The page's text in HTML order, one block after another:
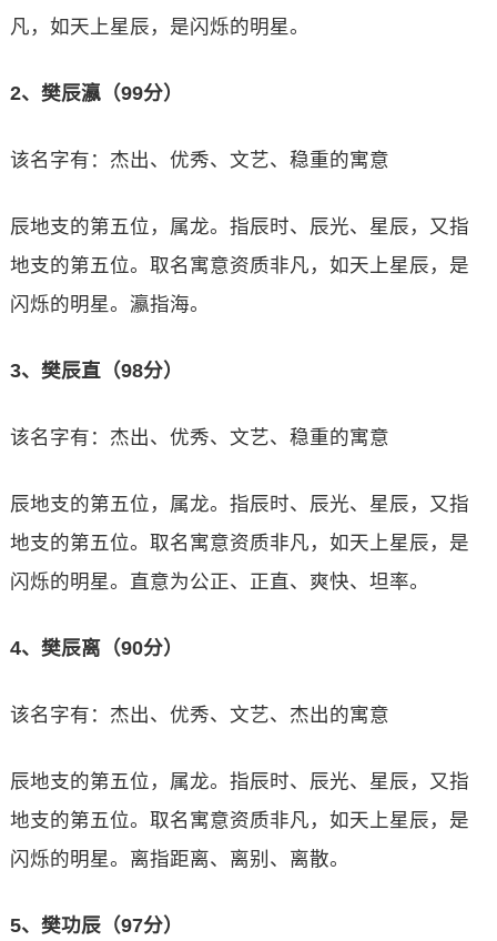
凡，如天上星辰，是闪烁的明星。
2、樊辰瀛（99分）
该名字有：杰出、优秀、文艺、稳重的寓意
辰地支的第五位，属龙。指辰时、辰光、星辰，又指
地支的第五位。取名寓意资质非凡，如天上星辰，是
闪烁的明星。瀛指海。
3、樊辰直（98分）
该名字有：杰出、优秀、文艺、稳重的寓意
辰地支的第五位，属龙。指辰时、辰光、星辰，又指
地支的第五位。取名寓意资质非凡，如天上星辰，是
闪烁的明星。直意为公正、正直、爽快、坦率。
4、樊辰离（90分）
该名字有：杰出、优秀、文艺、杰出的寓意
辰地支的第五位，属龙。指辰时、辰光、星辰，又指
地支的第五位。取名寓意资质非凡，如天上星辰，是
闪烁的明星。离指距离、离别、离散。
5、樊功辰（97分）